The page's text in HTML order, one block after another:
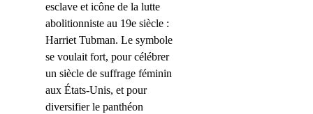
esclave et icône de la lutte
abolitionniste au 19e siècle :
Harriet Tubman. Le symbole
se voulait fort, pour célébrer
un siècle de suffrage féminin
aux États-Unis, et pour
diversifier le panthéon